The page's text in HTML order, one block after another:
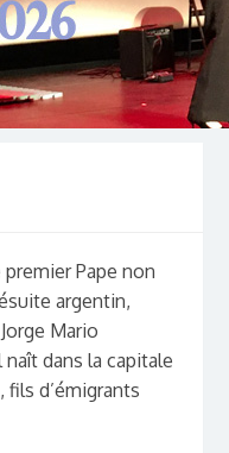
Pape non
argentin,
Mario
dans la capitale
fils d’émigrants